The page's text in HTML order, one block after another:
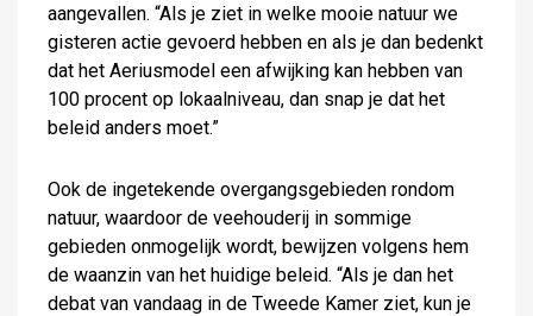
aangevallen. “Als je ziet in welke mooie natuur we
gisteren actie gevoerd hebben en als je dan bedenkt
dat het Aeriusmodel een afwijking kan hebben van
100 procent op lokaalniveau, dan snap je dat het
beleid anders moet.”
Ook de ingetekende overgangsgebieden rondom
natuur, waardoor de veehouderij in sommige
gebieden onmogelijk wordt, bewijzen volgens hem
de waanzin van het huidige beleid. “Als je dan het
debat van vandaag in de Tweede Kamer ziet, kun je